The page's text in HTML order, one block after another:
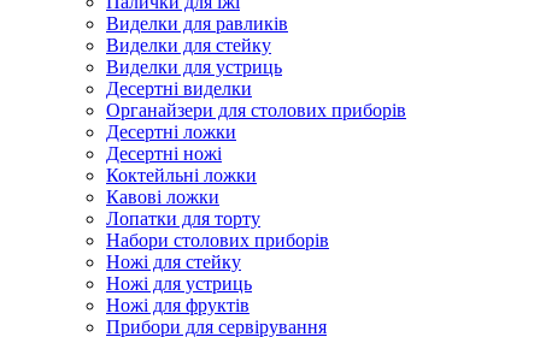
Виделки для равликів
Виделки для стейку
Виделки для устриць
Десертні виделки
Органайзери для столових приборів
Десертні ложки
Десертні ножі
Коктейльні ложки
Кавові ложки
Лопатки для торту
Набори столових приборів
Ножі для стейку
Ножі для устриць
Ножі для фруктів
Прибори для сервірування